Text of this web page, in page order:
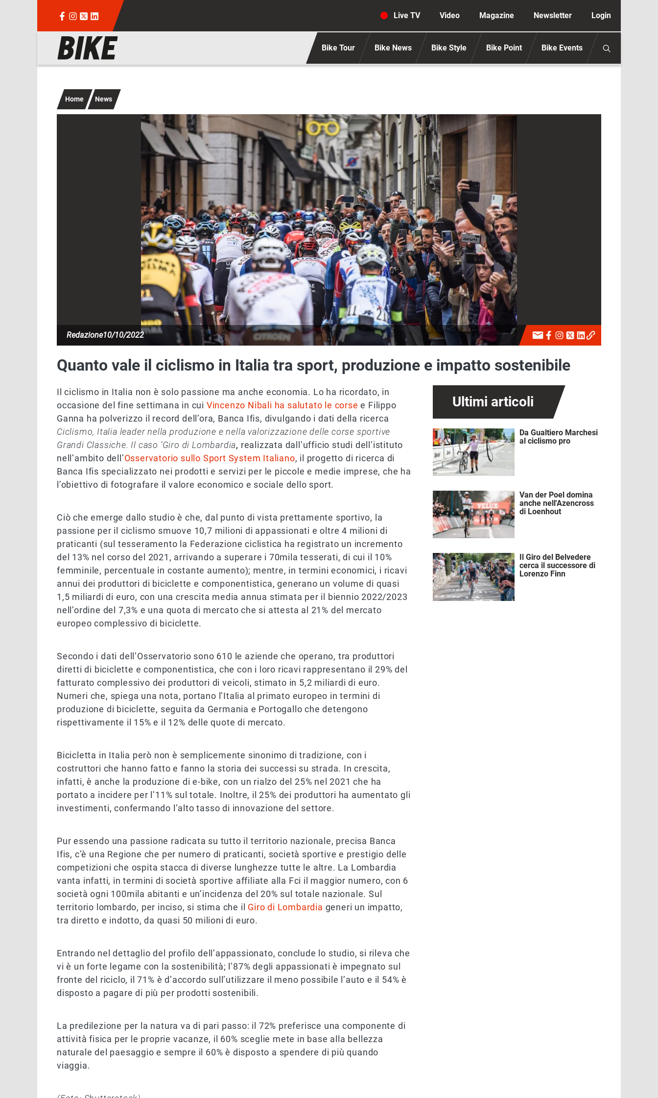
Navigazione secondaria anonimo
Live TV Video Magazine Newsletter Login
Navigazione principale Bike Tour Bike News Bike Style Bike Point Bike Events
Home News
Immagine
Redazione10/10/2022
Quanto vale il ciclismo in Italia tra sport, produzione e impatto sostenibile
Il ciclismo in Italia non è solo passione ma anche economia. Lo ha ricordato, in
occasione del fine settimana in cui Vincenzo Nibali ha salutato le corse e Filippo
Ganna ha polverizzo il record dell’ora, Banca Ifis, divulgando i dati della ricerca
Ciclismo, Italia leader nella produzione e nella valorizzazione delle corse sportive
Grandi Classiche. Il caso ‘Giro di Lombardia, realizzata dall’ufficio studi dell’istituto
nell’ambito dell’Osservatorio sullo Sport System Italiano, il progetto di ricerca di
Banca Ifis specializzato nei prodotti e servizi per le piccole e medie imprese, che ha
l’obiettivo di fotografare il valore economico e sociale dello sport.
Ciò che emerge dallo studio è che, dal punto di vista prettamente sportivo, la
passione per il ciclismo smuove 10,7 milioni di appassionati e oltre 4 milioni di
praticanti (sul tesseramento la Federazione ciclistica ha registrato un incremento
del 13% nel corso del 2021, arrivando a superare i 70mila tesserati, di cui il 10%
femminile, percentuale in costante aumento); mentre, in termini economici, i ricavi
annui dei produttori di biciclette e componentistica, generano un volume di quasi
1,5 miliardi di euro, con una crescita media annua stimata per il biennio 2022/2023
nell’ordine del 7,3% e una quota di mercato che si attesta al 21% del mercato
europeo complessivo di biciclette.
Secondo i dati dell’Osservatorio sono 610 le aziende che operano, tra produttori
diretti di biciclette e componentistica, che con i loro ricavi rappresentano il 29% del
fatturato complessivo dei produttori di veicoli, stimato in 5,2 miliardi di euro.
Numeri che, spiega una nota, portano l’Italia al primato europeo in termini di
produzione di biciclette, seguita da Germania e Portogallo che detengono
rispettivamente il 15% e il 12% delle quote di mercato.
Bicicletta in Italia però non è semplicemente sinonimo di tradizione, con i
costruttori che hanno fatto e fanno la storia dei successi su strada. In crescita,
infatti, è anche la produzione di e-bike, con un rialzo del 25% nel 2021 che ha
portato a incidere per l’11% sul totale. Inoltre, il 25% dei produttori ha aumentato gli
investimenti, confermando l’alto tasso di innovazione del settore.
Pur essendo una passione radicata su tutto il territorio nazionale, precisa Banca
Ifis, c’è una Regione che per numero di praticanti, società sportive e prestigio delle
competizioni che ospita stacca di diverse lunghezze tutte le altre. La Lombardia
vanta infatti, in termini di società sportive affiliate alla Fci il maggior numero, con 6
società ogni 100mila abitanti e un’incidenza del 20% sul totale nazionale. Sul
territorio lombardo, per inciso, si stima che il Giro di Lombardia generi un impatto,
tra diretto e indotto, da quasi 50 milioni di euro.
Entrando nel dettaglio del profilo dell’appassionato, conclude lo studio, si rileva che
vi è un forte legame con la sostenibilità; l’87% degli appassionati è impegnato sul
fronte del riciclo, il 71% è d’accordo sull’utilizzare il meno possibile l’auto e il 54% è
disposto a pagare di più per prodotti sostenibili.
La predilezione per la natura va di pari passo: il 72% preferisce una componente di
attività fisica per le proprie vacanze, il 60% sceglie mete in base alla bellezza
naturale del paesaggio e sempre il 60% è disposto a spendere di più quando
viaggia.
Ultimi articoli
Immagine
Da Gualtiero Marchesi
al ciclismo pro
Immagine
Van der Poel domina
anche nell'Azencross
di Loenhout
Immagine
Il Giro del Belvedere
cerca il successore di
Lorenzo Finn